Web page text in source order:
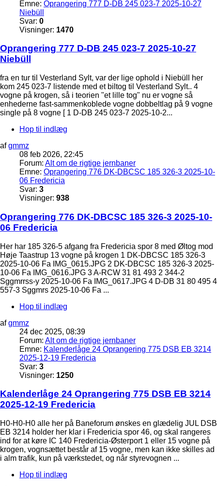
Emne: Oprangering 777 D-DB 245 023-7 2025-10-27
Niebüll
Svar: 0
Visninger: 1470
Oprangering 777 D-DB 245 023-7 2025-10-27
Niebüll
fra en tur til Vesterland Sylt, var der lige ophold i Niebüll her
kom 245 023-7 listende med et biltog til Vesterland Sylt.. 4
vogne på krogen, så i teorien "et lille tog" nu er vogne så
enhederne fast-sammenkoblede vogne dobbeltlag på 9 vogne
single på 8 vogne [ 1 D-DB 245 023-7 2025-10-2...
Hop til indlæg
afgmmz
08 feb 2026, 22:45
Forum: Alt om de rigtige jernbaner
Emne: Oprangering 776 DK-DBCSC 185 326-3 2025-10-
06 Fredericia
Svar: 3
Visninger: 938
Oprangering 776 DK-DBCSC 185 326-3 2025-10-
06 Fredericia
Her har 185 326-5 afgang fra Fredericia spor 8 med Øltog mod
Høje Taastrup 13 vogne på krogen 1 DK-DBCSC 185 326-3
2025-10-06 Fa IMG_0615.JPG 2 DK-DBCSC 185 326-3 2025-
10-06 Fa IMG_0616.JPG 3 A-RCW 31 81 493 2 344-2
Sggmrrss-y 2025-10-06 Fa IMG_0617.JPG 4 D-DB 31 80 495 4
557-3 Sggmrs 2025-10-06 Fa ...
Hop til indlæg
afgmmz
24 dec 2025, 08:39
Forum: Alt om de rigtige jernbaner
Emne: Kalenderlåge 24 Oprangering 775 DSB EB 3214
2025-12-19 Fredericia
Svar: 3
Visninger: 1250
Kalenderlåge 24 Oprangering 775 DSB EB 3214
2025-12-19 Fredericia
H0-H0-H0 alle her på Baneforum ønskes en glædelig JUL DSB
EB 3214 holder her klar i Fredericia spor 46, og skal rangeres
ind for at køre IC 140 Fredericia-Østerport 1 eller 15 vogne på
krogen, vognsættet består af 15 vogne, men kan ikke skilles ad
i alm trafik, kun på værkstedet, og når styrevognen ...
Hop til indlæg